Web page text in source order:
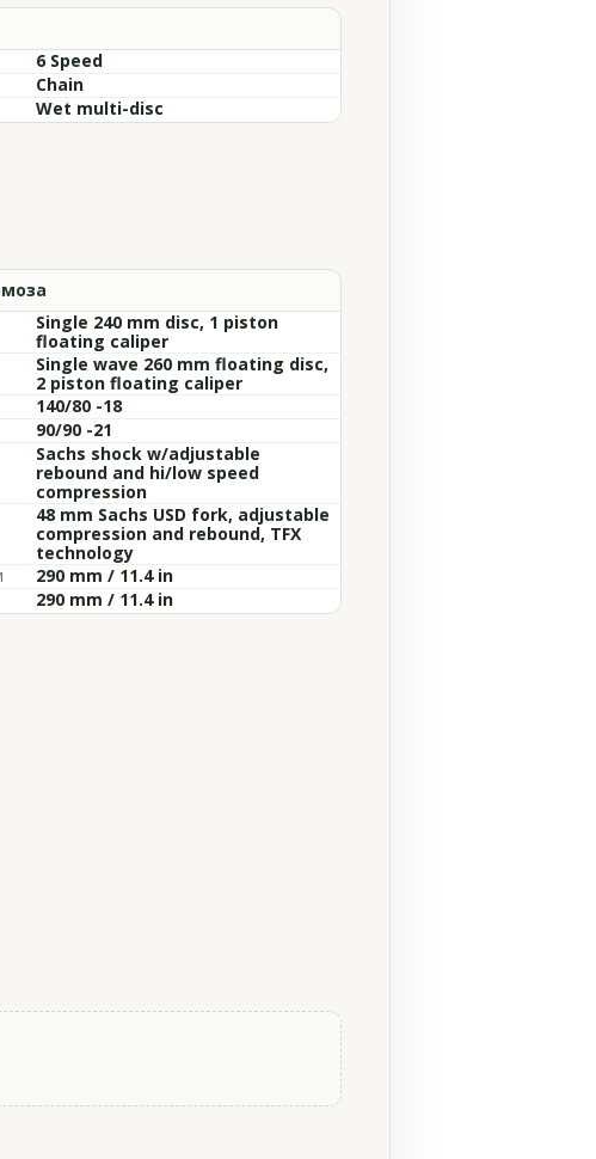
6 Speed
Chain
Wet multi-disc
Single 240 mm disc, 1 piston
floating caliper
Single wave 260 mm floating disc,
2 piston floating caliper
140/80 -18
90/90 -21
Sachs shock w/adjustable
rebound and hi/low speed
compression
48 mm Sachs USD fork, adjustable
compression and rebound, TFX
technology
290 mm / 11.4 in
290 mm / 11.4 in